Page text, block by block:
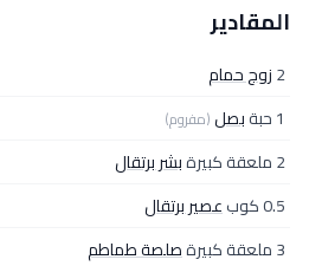
المقادير
2زوج حمام
1 حبة
بصل(مفروم)
2 ملعقة كبيرة
بشر برتقال
0.5 كوب
عصير برتقال
3 ملعقة كبيرة
صلصة طماطم